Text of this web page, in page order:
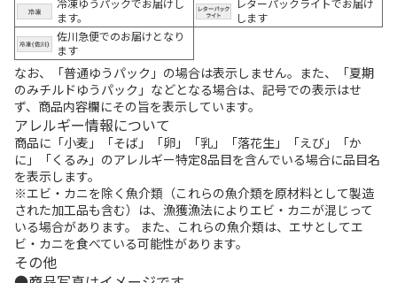
ます。
します
佐川急便でのお届けとなり
ます
なお、「普通ゆうパック」の場合は表示しません。また、「夏期
のみチルドゆうパック」などとなる場合は、記号での表示はせ
ず、商品内容欄にその旨を表示しています。
アレルギー情報について
商品に「小麦」「そば」「卵」「乳」「落花生」「えび」「か
に」「くるみ」のアレルギー特定8品目を含んでいる場合に品目名
を表示します。
※エビ・カニを除く魚介類（これらの魚介類を原材料として製造
された加工品も含む）は、漁獲漁法によりエビ・カニが混じって
いる場合があります。 また、これらの魚介類は、エサとしてエ
ビ・カニを食べている可能性があります。
その他